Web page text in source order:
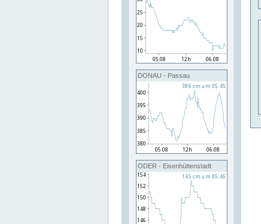
DONAU - Passau
ODER - Eisenhüttenstadt